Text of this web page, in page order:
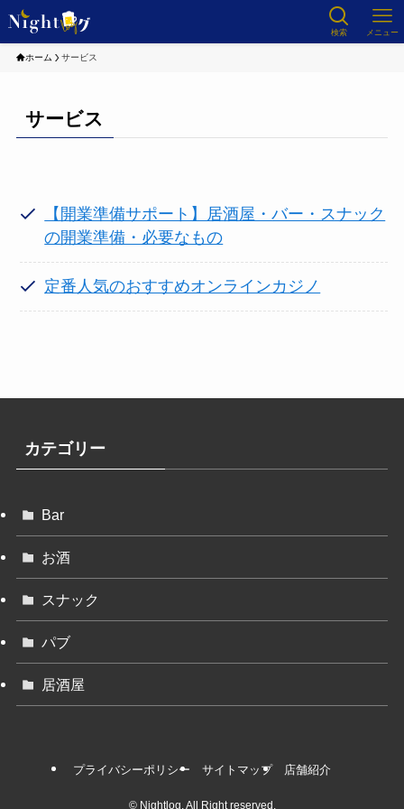
検索 メニュー
ホーム サービス
サービス
【開業準備サポート】居酒屋・バー・スナック
の開業準備・必要なもの
定番人気のおすすめオンラインカジノ
カテゴリー
Bar
お酒
スナック
パブ
居酒屋
プライバシーポリシー サイトマップ 店舗紹介
©Nightlog. All Right reserved.